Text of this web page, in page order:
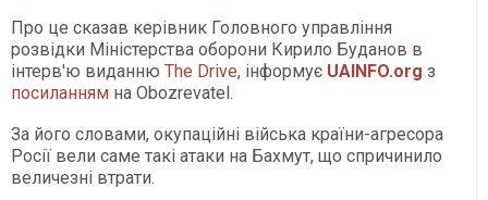
Про це сказав керівник Головного управління
розвідки Міністерства оборони Кирило Буданов в
інтерв'ю виданню The Drive, інформує UAINFO.org з
посиланням на Оbozrevatel.
За його словами, окупаційні війська країни-агресора
Росії вели саме такі атаки на Бахмут, що спричинило
величезні втрати.